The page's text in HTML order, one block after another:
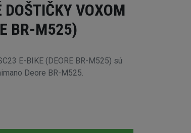
DOŠTIČKY VOXOM
BR-M525)
E-BIKE (DEORE BR-M525) sú
Deore BR-M525.